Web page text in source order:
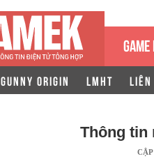
GUNNY ORIGIN LMHT LIÊN
Thông